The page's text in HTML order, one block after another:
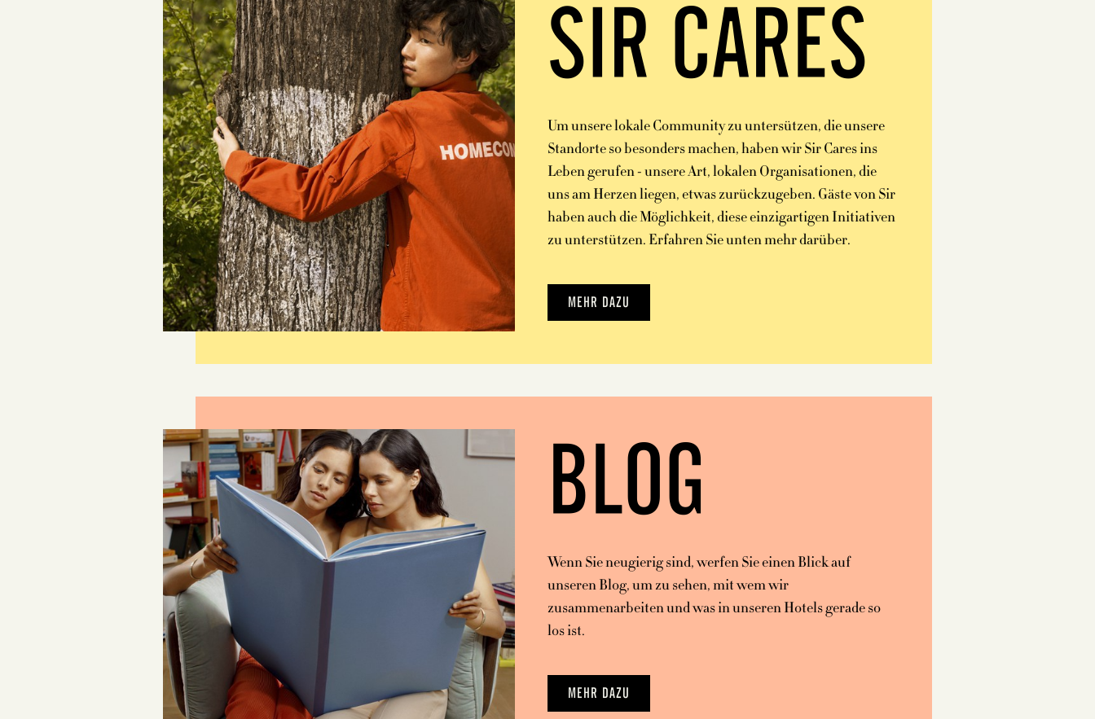
SIR CARES
Um unsere lokale Community zu untersützen, die unsere
Standorte so besonders machen, haben wir Sir Cares ins
Leben gerufen - unsere Art, lokalen Organisationen, die
uns am Herzen liegen, etwas zurückzugeben. Gäste von Sir
haben auch die Möglichkeit, diese einzigartigen Initiativen
zu unterstützen. Erfahren Sie unten mehr darüber.
MEHR DAZU
BLOG
Wenn Sie neugierig sind, werfen Sie einen Blick auf
unseren Blog, um zu sehen, mit wem wir
zusammenarbeiten und was in unseren Hotels gerade so
los ist.
MEHR DAZU